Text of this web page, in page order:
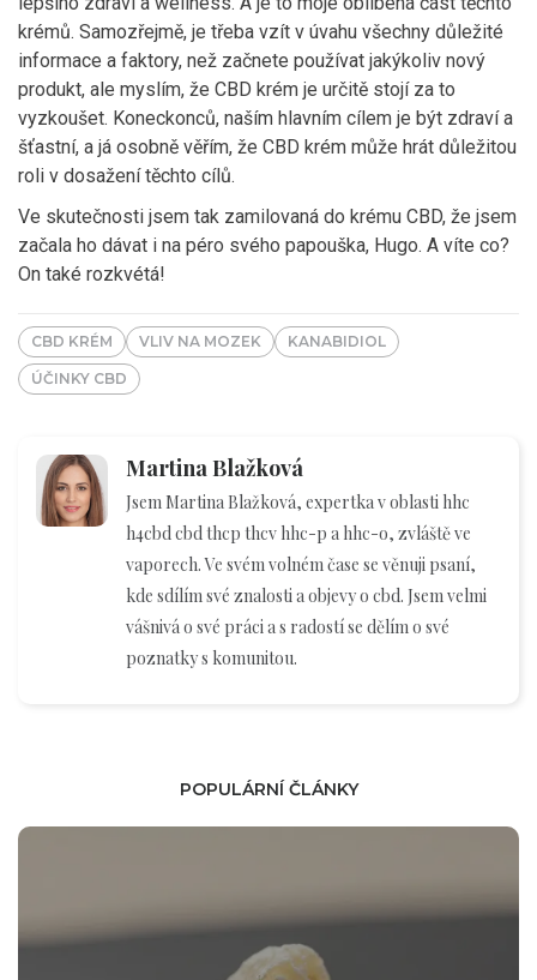
krémů. Samozřejmě, je třeba vzít v úvahu všechny důležité
informace a faktory, než začnete používat jakýkoliv nový
produkt, ale myslím, že CBD krém je určitě stojí za to
vyzkoušet. Koneckonců, naším hlavním cílem je být zdraví a
šťastní, a já osobně věřím, že CBD krém může hrát důležitou
roli v dosažení těchto cílů.
Ve skutečnosti jsem tak zamilovaná do krému CBD, že jsem
začala ho dávat i na péro svého papouška, Hugo. A víte co?
On také rozkvétá!
CBD KRÉM VLIV NA MOZEK KANABIDIOL
ÚČINKY CBD
Martina Blažková
Jsem Martina Blažková, expertka v oblasti hhc
h4cbd cbd thcp thcv hhc-p a hhc-o, zvláště ve
vaporech. Ve svém volném čase se věnuji psaní,
kde sdílím své znalosti a objevy o cbd. Jsem velmi
vášnivá o své práci a s radostí se dělím o své
poznatky s komunitou.
POPULÁRNÍ ČLÁNKY